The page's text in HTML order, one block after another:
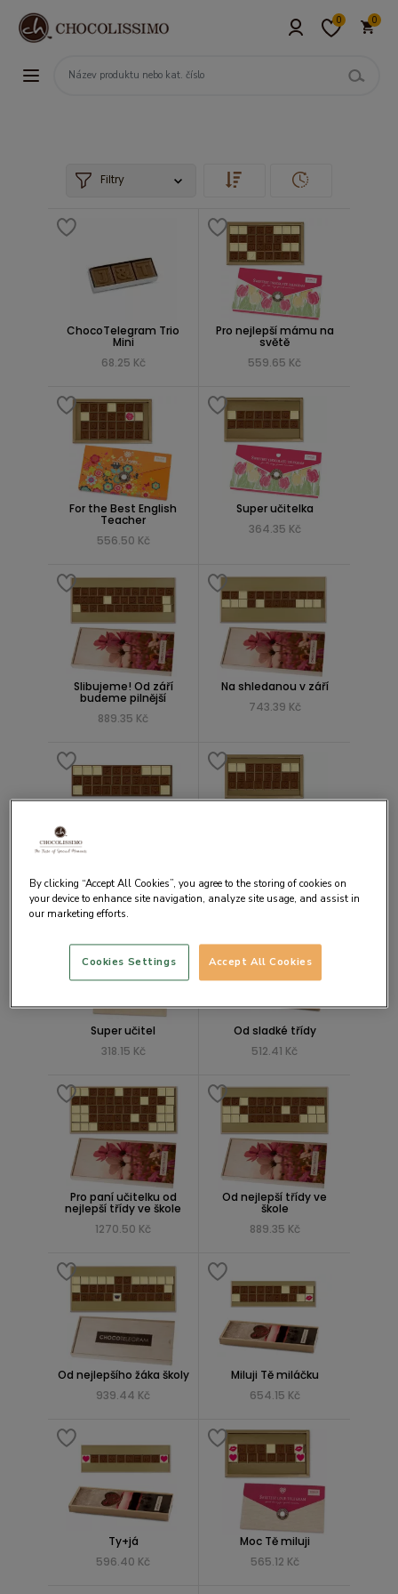
0 0
Filtry
ChocoTelegram Trio
Mini
68.25 Kč
Pro nejlepší mámu na
světě
559.65 Kč
For the Best English
Teacher
556.50 Kč
Super učitelka
364.35 Kč
Slibujeme! Od září
budeme pilnější
889.35 Kč
Na shledanou v září
743.39 Kč
827.40 Kč
472.50 Kč
Super učitel
318.15 Kč
Od sladké třídy
512.41 Kč
Pro paní učitelku od
nejlepší třídy ve škole
1270.50 Kč
Od nejlepší třídy ve
škole
889.35 Kč
Od nejlepšího žáka školy
939.44 Kč
Miluji Tě miláčku
654.15 Kč
Ty+já
596.40 Kč
Moc Tě miluji
565.12 Kč
By clicking “Accept All Cookies”, you agree to the storing of cookies on
your device to enhance site navigation, analyze site usage, and assist in
our marketing efforts.
Accept All Cookies
Cookies Settings